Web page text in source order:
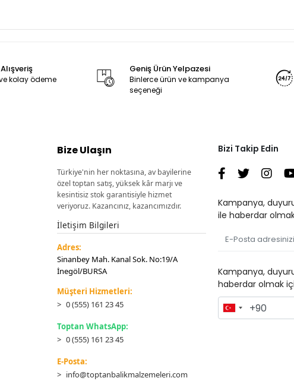
kolay ödeme
Geniş Ürün Yelpazesi
Binlerce ürün ve kampanya
seçeneği
Bize Ulaşın
Türkiye'nin her noktasına, av bayilerine
özel toptan satış, yüksek kâr marjı ve
kesintisiz stok garantisiyle hizmet
veriyoruz. Kazancınız, kazancımızdır.
İletişim Bilgileri
Adres:
Sinanbey Mah. Kanal Sok. No:19/A
İnegöl/BURSA
Müşteri Hizmetleri:
0 (555) 161 23 45
Toptan WhatsApp:
0 (555) 161 23 45
E-Posta:
info@toptanbalikmalzemeleri.com
Bizi Takip Edin
Kampanya,
ile haberdar
Kampanya,
haberdar olmak